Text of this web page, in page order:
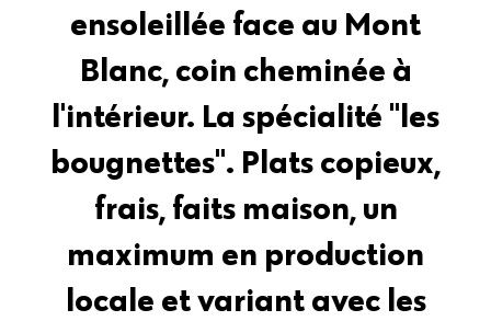
ensoleillée face au Mont
Blanc, coin cheminée à
l'intérieur. La spécialité "les
bougnettes". Plats copieux,
frais, faits maison, un
maximum en production
locale et variant avec les